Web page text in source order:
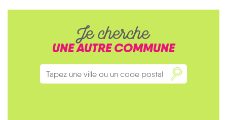
Je cherche
UNE AUTRE COMMUNE